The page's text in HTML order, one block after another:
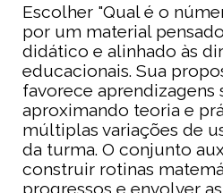
Escolher "Qual é o
por um material
didático e alinhado às
educacionais. Sua
favorece aprendizagens
aproximando teoria e
múltiplas variações de
da turma. O conjunto
construir rotinas
progressos e envolver